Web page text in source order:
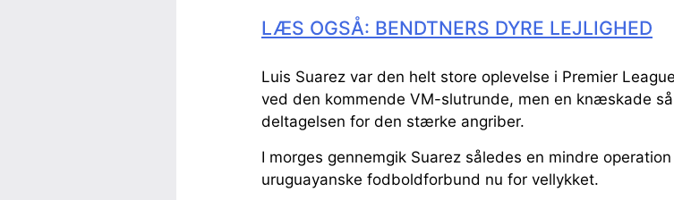
LÆS OGSÅ: BENDTNERS DYRE LEJLIGHED
Luis Suarez var den helt store oplevelse i Premier
ved den kommende VM-slutrunde, men en knæskade
deltagelsen for den stærke angriber.
I morges gennemgik Suarez således en mindre
uruguayanske fodboldforbund nu for vellykket.